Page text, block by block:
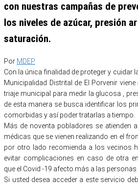
con nuestras campañas de
los niveles de azúcar, presión
saturación.
Por MDEP
Con la única finalidad de proteger y cuidar
Municipalidad Distrital de El Porvenir
triaje municipal para medir la glucosa ,
de esta manera se busca identificar los
comorbidas y así poder tratarlas a tiempo.
Más de noventa pobladores se atienden
médicas que se vienen realizando en el
por otro lado recomienda a los vecinos
evitar complicaciones en caso de otra
que el Covid -19 afecto más a las personas
Si usted desea acceder a este servicio